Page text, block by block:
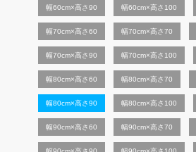
幅60cm×高さ90 幅60cm×高さ100
幅70cm×高さ60 幅70cm×高さ70
幅70cm×高さ90 幅70cm×高さ100
幅80cm×高さ60 幅80cm×高さ70
幅80cm×高さ90 幅80cm×高さ100
幅90cm×高さ60 幅90cm×高さ70